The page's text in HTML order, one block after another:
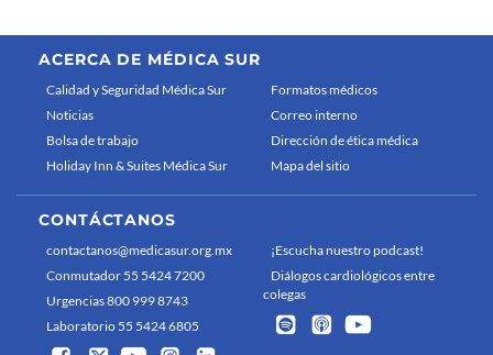
ACERCA DE MÉDICA SUR
Calidad y Seguridad Médica Sur
Noticias
Bolsa de trabajo
Holiday Inn & Suites Médica Sur
Formatos médicos
Correo interno
Dirección de ética médica
Mapa del sitio
CONTÁCTANOS
contactanos@medicasur.org.mx
Conmutador 55 5424 7200
Urgencias 800 999 8743
Laboratorio 55 5424 6805
¡Escucha nuestro podcast!
Diálogos cardiológicos entre
colegas